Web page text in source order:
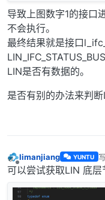
导致上图数字1的接口
不会执行。
最终结果就是接口
LIN是否有数据的。
是否有别的办法来判
离线
limanjiang YUNTU
可以尝试获取LIN 底层